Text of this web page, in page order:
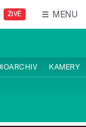
ŽIVĚ MENU
KAMERY